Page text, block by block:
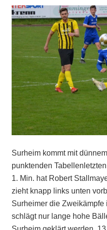
Surheim kommt mit
punktenden
1. Min. hat Robert
zieht knapp links unten
Surheimer die Zweikämpfe
schlägt nur lange hohe